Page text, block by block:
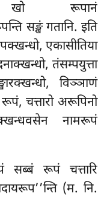
खो रूपानं
सङ्खं गतानि. इति
एकासीतिया
तंसम्पयुत्ता
विञ्ञाणं
चत्तारो अरूपिनो
नामरूपं
सब्बं रूपं चत्तारि
(म. नि.